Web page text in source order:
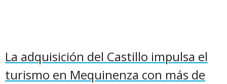
La adquisición del Castillo impulsa el
turismo en Mequinenza con más de